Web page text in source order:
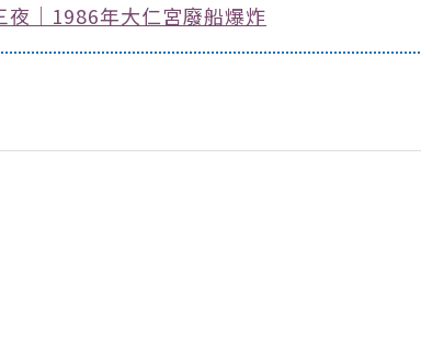
｜1986年大仁宮廢船爆炸